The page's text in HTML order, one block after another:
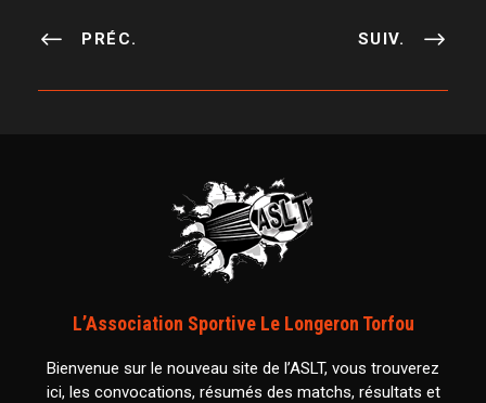
PRÉC. SUIV.
L’Association Sportive Le Longeron Torfou
Bienvenue sur le nouveau site de l’ASLT, vous trouverez
ici, les convocations, résumés des matchs, résultats et